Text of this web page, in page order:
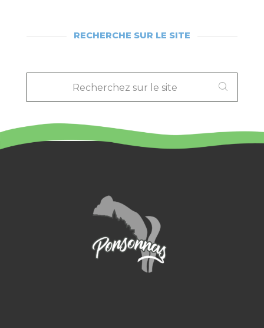
RECHERCHE SUR LE SITE
RECHERCHEZ
LE
SITE